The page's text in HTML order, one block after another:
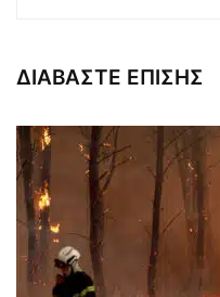
ΔΙΑΒΑΣΤΕ ΕΠΙΣΗΣ